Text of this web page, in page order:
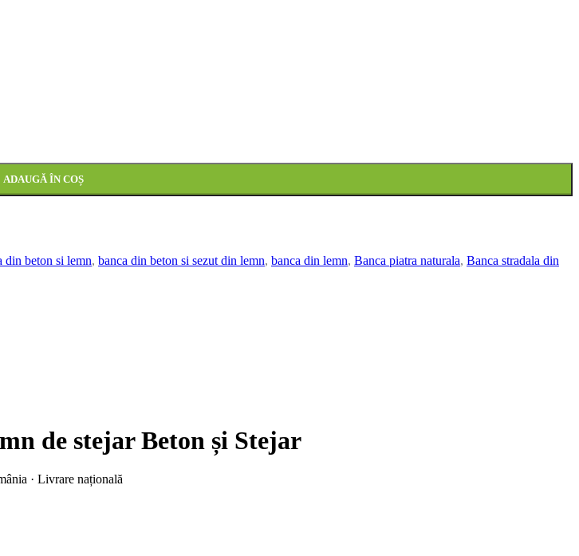
ADAUGĂ ÎN COȘ
din beton si lemn, banca din beton si sezut din lemn, banca din lemn, Banca piatra naturala, Banca stradala din
de stejarBeton și Stejar
· Livrare națională